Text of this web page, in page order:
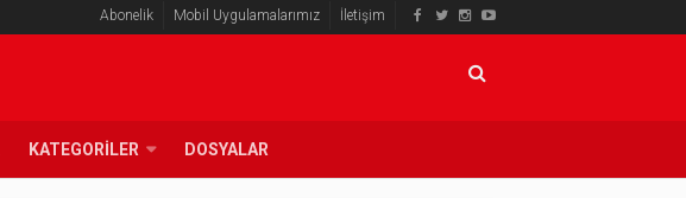
Abonelik Mobil Uygulamalarımız İletişim
KATEGORILER DOSYALAR